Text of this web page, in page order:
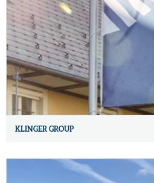
KLINGER GROUP